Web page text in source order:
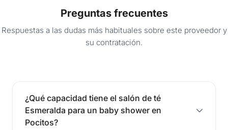
Preguntas frecuentes
Respuestas a las dudas más habituales sobre este proveedor y
su contratación.
¿Qué capacidad tiene el salón de té
Esmeralda para un baby shower en
Pocitos?